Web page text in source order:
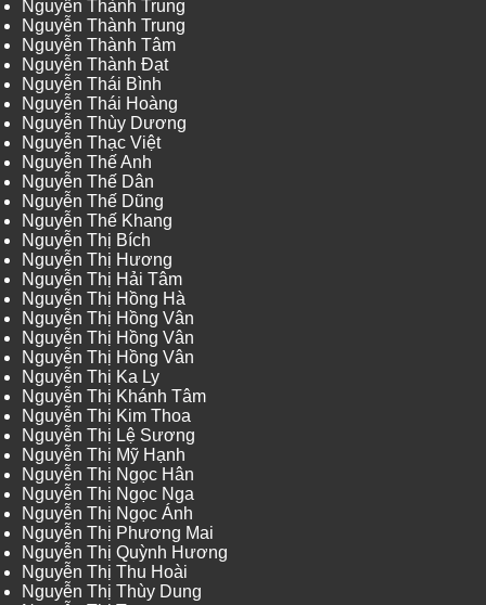
Nguyễn Thành Trung
Nguyễn Thành Trung
Nguyễn Thành Tâm
Nguyễn Thành Đạt
Nguyễn Thái Bình
Nguyễn Thái Hoàng
Nguyễn Thùy Dương
Nguyễn Thạc Việt
Nguyễn Thế Anh
Nguyễn Thế Dân
Nguyễn Thế Dũng
Nguyễn Thế Khang
Nguyễn Thị Bích
Nguyễn Thị Hương
Nguyễn Thị Hải Tâm
Nguyễn Thị Hồng Hà
Nguyễn Thị Hồng Vân
Nguyễn Thị Hồng Vân
Nguyễn Thị Hồng Vân
Nguyễn Thị Ka Ly
Nguyễn Thị Khánh Tâm
Nguyễn Thị Kim Thoa
Nguyễn Thị Lệ Sương
Nguyễn Thị Mỹ Hạnh
Nguyễn Thị Ngọc Hân
Nguyễn Thị Ngọc Nga
Nguyễn Thị Ngọc Ánh
Nguyễn Thị Phương Mai
Nguyễn Thị Quỳnh Hương
Nguyễn Thị Thu Hoài
Nguyễn Thị Thùy Dung